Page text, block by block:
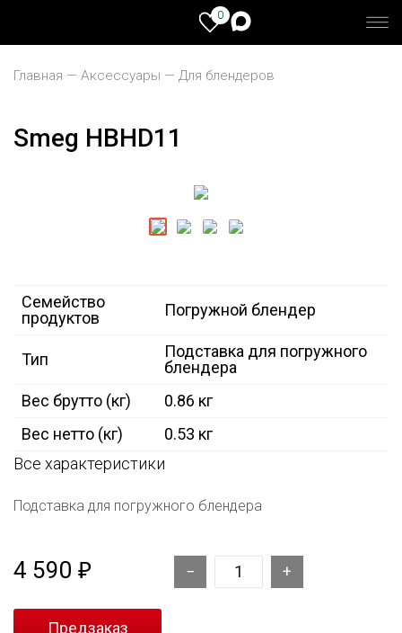
0
Главная Аксессуары Для блендеров
Smeg HBHD11
Семейство
продуктов
Погружной блендер
Тип
Подставка для погружного
блендера
Вес брутто (кг)
0.86 кг
Вес нетто (кг)
0.53 кг
Все характеристики
Подставка для погружного блендера
4 590 ₽